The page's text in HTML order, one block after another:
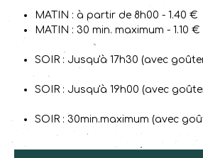
MATIN : à partir de 8h00 - 1.40 €
MATIN : 30 min. maximum - 1.10 €
SOIR : Jusqu'à 17h30 (avec
SOIR : Jusqu'à 19h00 (avec
SOIR : 30min.maximum (avec